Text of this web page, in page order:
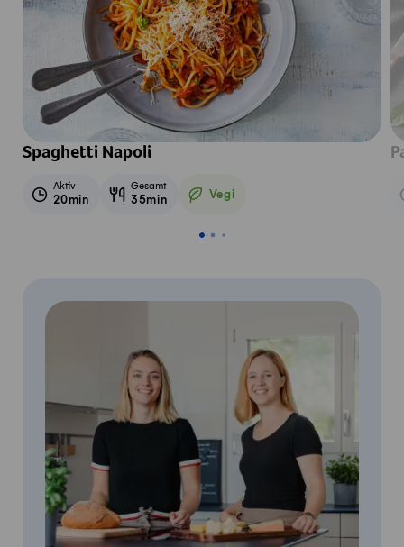
Spaghetti Napoli
Aktiv
20min
Gesamt
35min Vegi
Vegetarisch